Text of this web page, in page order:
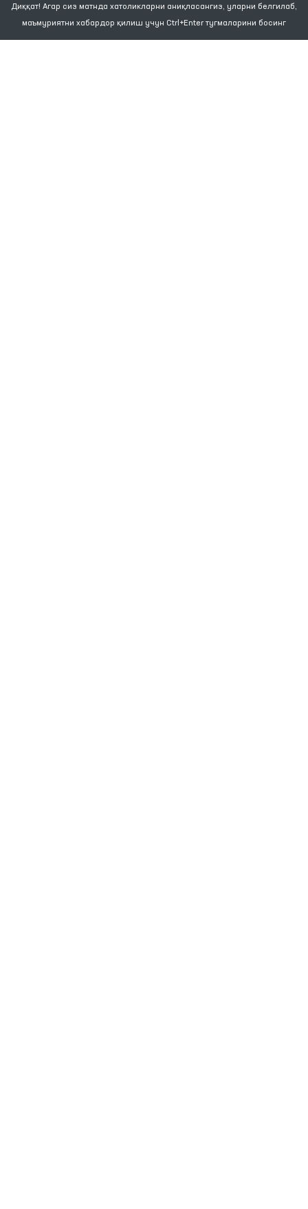
Диққат! Агар сиз матнда хатоликларни аниқласангиз, уларни белгилаб,
маъмуриятни хабардор қилиш учун Ctrl+Enter тугмаларини босинг